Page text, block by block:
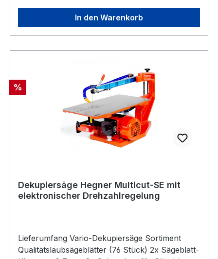
Standardmaschine mit großer Ausladung und
Alu-Tisch; inklusive Schnellspannvorrichtung.
Aufbau aus Grauguß Motor für Dauerbetrieb
Kokillenguß, feinstgefräst Verwendung
Durchmesser 35 mm für obere und untere
Staubabsaugung mit Hegner Sägeblatt
Einspanntechnik
In den Warenkorb
Rabatt
%
Dekupiersäge Hegner Multicut-SE mit
elektronischer Drehzahlregelung
Lieferumfang Vario-Dekupiersäge Sortiment
Qualitätslaubsägeblätter (76 Stück) 2x Sägeblatt-